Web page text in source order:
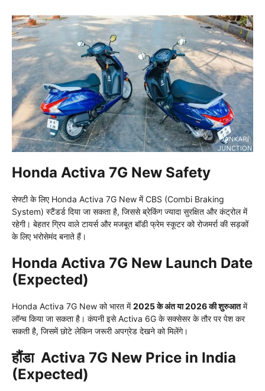
Honda Activa 7G New Safety
सेफ्टी के लिए Honda Activa 7G New में CBS (Combi Braking
System) स्टैंडर्ड दिया जा सकता है, जिससे ब्रेकिंग ज्यादा सुरक्षित और कंट्रोल में
रहेगी। बेहतर ग्रिप वाले टायर्स और मजबूत बॉडी फ्रेम स्कूटर को रोजमर्रा की सड़कों
के लिए भरोसेमंद बनाते हैं।
Honda Activa 7G New Launch Date
(Expected)
Honda Activa 7G New को भारत में2025 के अंत या 2026 की शुरुआतमें
लॉन्च किया जा सकता है। कंपनी इसे Activa 6G के सक्सेसर के तौर पर पेश कर
सकती है, जिसमें छोटे लेकिन जरूरी अपग्रेड देखने को मिलेंगे।
हौंडा Activa 7G New Price in India
(Expected)